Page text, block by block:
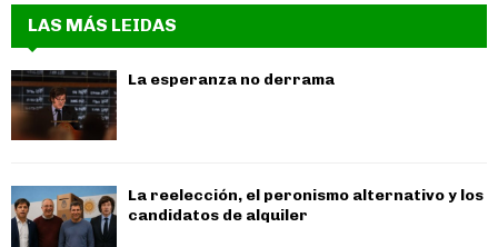
LAS MÁS LEIDAS
La esperanza no derrama
La reelección, el peronismo alternativo y los
candidatos de alquiler